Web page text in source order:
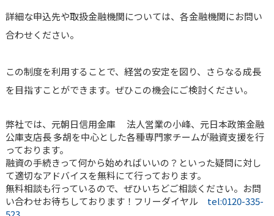
詳細な申込先や取扱金融機関については、各金融機関にお問い
合わせください。
この制度を利用することで、経営の安定を図り、さらなる成長
を目指すことができます。ぜひこの機会にご検討ください。
弊社では、元朝日信用金庫 法人営業の小峰、元日本政策金融
公庫支店長 多胡を中心とした各種専門家チームが融資支援を行
っております。
融資の手続きって何から始めればいいの？といった疑問に対し
て適切なアドバイスを無料にて行っております。
無料相談も行っているので、ぜひいちどご相談ください。お問
い合わせお待ちしております！フリーダイヤル tel:0120-335-